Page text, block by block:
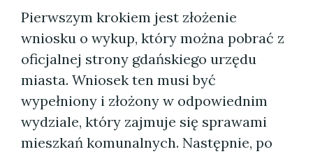
Pierwszym krokiem jest złożenie
wniosku o wykup, który można pobrać z
oficjalnej strony gdańskiego urzędu
miasta. Wniosek ten musi być
wypełniony i złożony w odpowiednim
wydziale, który zajmuje się sprawami
mieszkań komunalnych. Następnie, po